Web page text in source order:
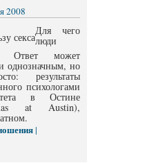
2008
Для чего
люди
Ответ может
однозначным, но
результаты
психологами
в Остине
at Austin),
|